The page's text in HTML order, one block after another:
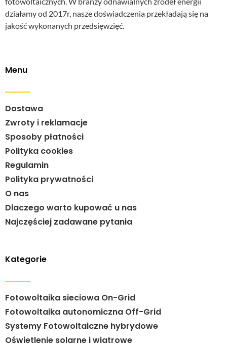
działamy od 2017r, nasze doświadczenia przekładają się na
jakość wykonanych przedsięwzięć.
Menu
Dostawa
Zwroty i reklamacje
Sposoby płatności
Polityka cookies
Regulamin
Polityka prywatności
O nas
Dlaczego warto kupować u nas
Najczęściej zadawane pytania
Kategorie
Fotowoltaika sieciowa On-Grid
Fotowoltaika autonomiczna Off-Grid
Systemy Fotowoltaiczne hybrydowe
Oświetlenie solarne i wiatrowe